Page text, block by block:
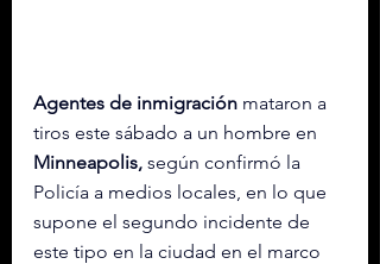
Agentes de inmigración mataron a
tiros este sábado a un hombre en
Minneapolis, según confirmó la
Policía a medios locales, en lo que
supone el segundo incidente de
este tipo en la ciudad en el marco